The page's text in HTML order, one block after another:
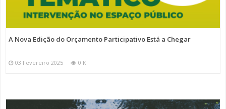
A Nova Edição do Orçamento Participativo Está a Chegar
03 Fevereiro 2025 0 K